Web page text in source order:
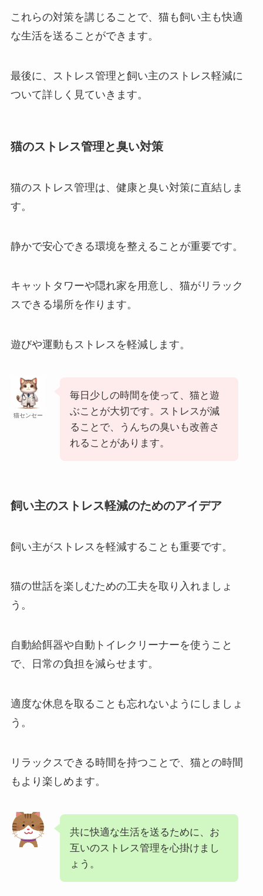
これらの対策を講じることで、猫も飼い主も快適
な生活を送ることができます。
最後に、ストレス管理と飼い主のストレス軽減に
ついて詳しく見ていきます。
猫のストレス管理と臭い対策
猫のストレス管理は、健康と臭い対策に直結しま
す。
静かで安心できる環境を整えることが重要です。
キャットタワーや隠れ家を用意し、猫がリラック
スできる場所を作ります。
遊びや運動もストレスを軽減します。
猫センセー
毎日少しの時間を使って、猫と遊
ぶことが大切です。ストレスが減
ることで、うんちの臭いも改善さ
れることがあります。
飼い主のストレス軽減のためのアイデア
飼い主がストレスを軽減することも重要です。
猫の世話を楽しむための工夫を取り入れましょ
う。
自動給餌器や自動トイレクリーナーを使うこと
で、日常の負担を減らせます。
適度な休息を取ることも忘れないようにしましょ
う。
リラックスできる時間を持つことで、猫との時間
もより楽しめます。
共に快適な生活を送るために、お
互いのストレス管理を心掛けまし
ょう。